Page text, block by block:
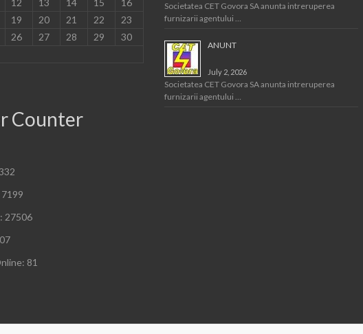
19 20 21 22
23
26 27 28 29
30
Counter
27506
81
Societatea CET Govora SA anunta intreruperea
furnizarii agentului …
ANUNT
July 2, 2026
Societatea CET Govora SA anunta intreruperea
furnizarii agentului …